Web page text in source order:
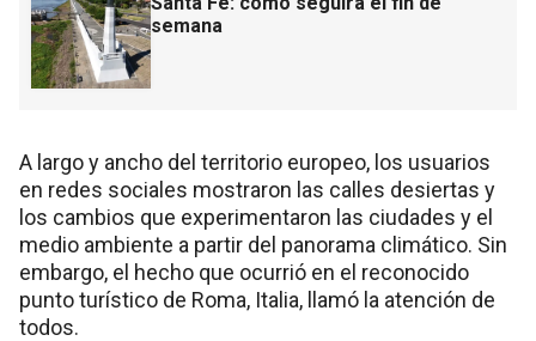
semana
A largo y ancho del territorio europeo, los usuarios
en redes sociales mostraron las calles desiertas y
los cambios que experimentaron las ciudades y el
medio ambiente a partir del panorama climático. Sin
embargo, el hecho que ocurrió en el reconocido
punto turístico de Roma, Italia, llamó la atención de
todos.